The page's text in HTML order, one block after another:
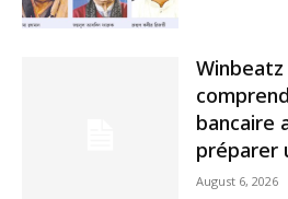
bancaire
préparer
August 6, 2026